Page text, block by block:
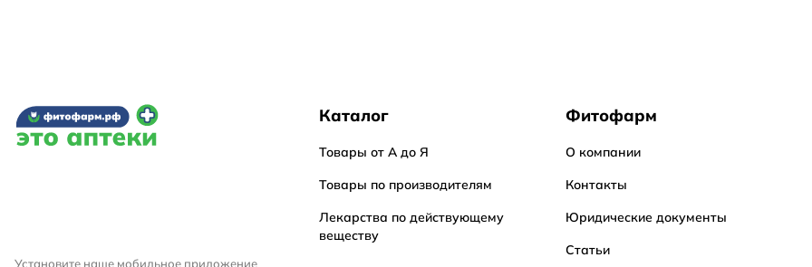
Установите наше мобильное приложение
Каталог
Товары от А до Я
Товары по производителям
Лекарства по действующему
веществу
Фитофарм
О компании
Контакты
Юридические документы
Статьи